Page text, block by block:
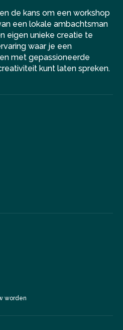
de kans om een workshop
een lokale ambachtsman
eigen unieke creatie te
waar je een
met gepassioneerde
kunt laten spreken.
worden